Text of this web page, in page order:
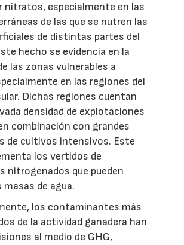
nitratos, especialmente en las
de las que se nutren las
de distintas partes del
hecho se evidencia en la
las zonas vulnerables a
en las regiones del
Dichas regiones cuentan
densidad de explotaciones
combinación con grandes
de cultivos intensivos. Este
los vertidos de
nitrogenados que pueden
masas de agua.
los contaminantes más
de la actividad ganadera han
al medio de GHG,